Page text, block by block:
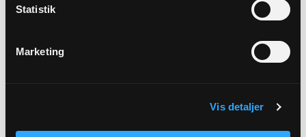
Statistik
Marketing
Vis detaljer
Børnekirke under prædikenen Gratis grill-frokost efter
gudstjenesten.